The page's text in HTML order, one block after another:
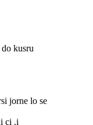
kusru
jorne lo se
ci .i